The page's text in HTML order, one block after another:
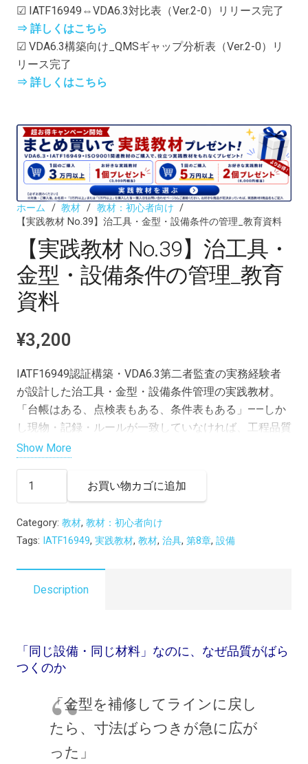
☑ IATF16949⇔VDA6.3対比表（Ver.2-0）リリース完了
⇒ 詳しくはこちら
☑ VDA6.3構築向け_QMSギャップ分析表（Ver.2-0）リ
リース完了
⇒ 詳しくはこちら
ホーム / 教材 / 教材：初心者向け /
【実践教材 No.39】治工具・金型・設備条件の管理_教育資料
【実践教材 No.39】治工具・
金型・設備条件の管理_教育
資料
¥3,200
IATF16949認証構築・VDA6.3第二者監査の実務経験者
が設計した治工具・金型・設備条件管理の実践教材。
「台帳はある、点検表もある、条件表もある」——しか
し現物・記録・ルールが一致していなければ、工程品質
は再現できません。
登録・識別・保管・使用前点検・補修改造後の再使用承
認・寿命管理まで、ライフサイクル全体を体系化。設備
変更後の寸法不良発生事例を含む実務設計で、IATF審
査・顧客監査対策にも直結します。
日常点検チェックリスト付きの全24スライドPDF形
式。生産技術・製造・保全・品質保証が現場で迷わず運
Show More
材
No.39】
治
設
備
お買い物カゴに追加
Category: 教材, 教材：初心者向け
Tags: IATF16949, 実践教材, 教材, 治具, 第8章, 設備
Description
「同じ設備・同じ材料」なのに、なぜ品質がばら
つくのか
「金型を補修してラインに戻し
たら、寸法ばらつきが急に広が
った」